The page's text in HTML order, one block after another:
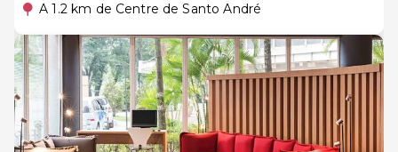
A 1.2 km de Centre de Santo André